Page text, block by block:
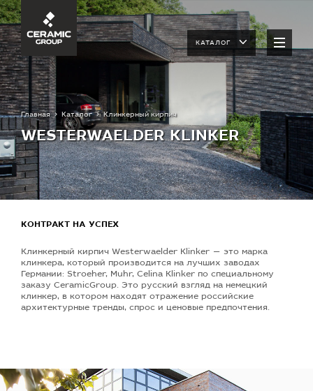
КАТАЛОГ
Главная Каталог Клинкерный кирпич
WESTERWAELDER KLINKER
КОНТРАКТ НА УСПЕХ
Клинкерный кирпич Westerwaelder Klinker — это марка
клинкера, который производится на лучших заводах
Германии: Stroeher, Muhr, Celina Klinker по специальному
заказу CeramicGroup. Это русский взгляд на немецкий
клинкер, в котором находят отражение российские
архитектурные тренды, спрос и ценовые предпочтения.